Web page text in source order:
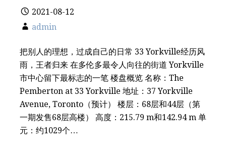
2021-08-12
admin
把别人的理想，过成自己的日常 33 Yorkville经历风
雨，王者归来 在多伦多最令人向往的街道 Yorkville
市中心留下最标志的一笔 楼盘概览 名称：The
Pemberton at 33 Yorkville 地址：37 Yorkville
Avenue, Toronto（预计） 楼层：68层和44层（第
一期发售68层高楼） 高度：215.79 m和142.94 m 单
元：约1029个…